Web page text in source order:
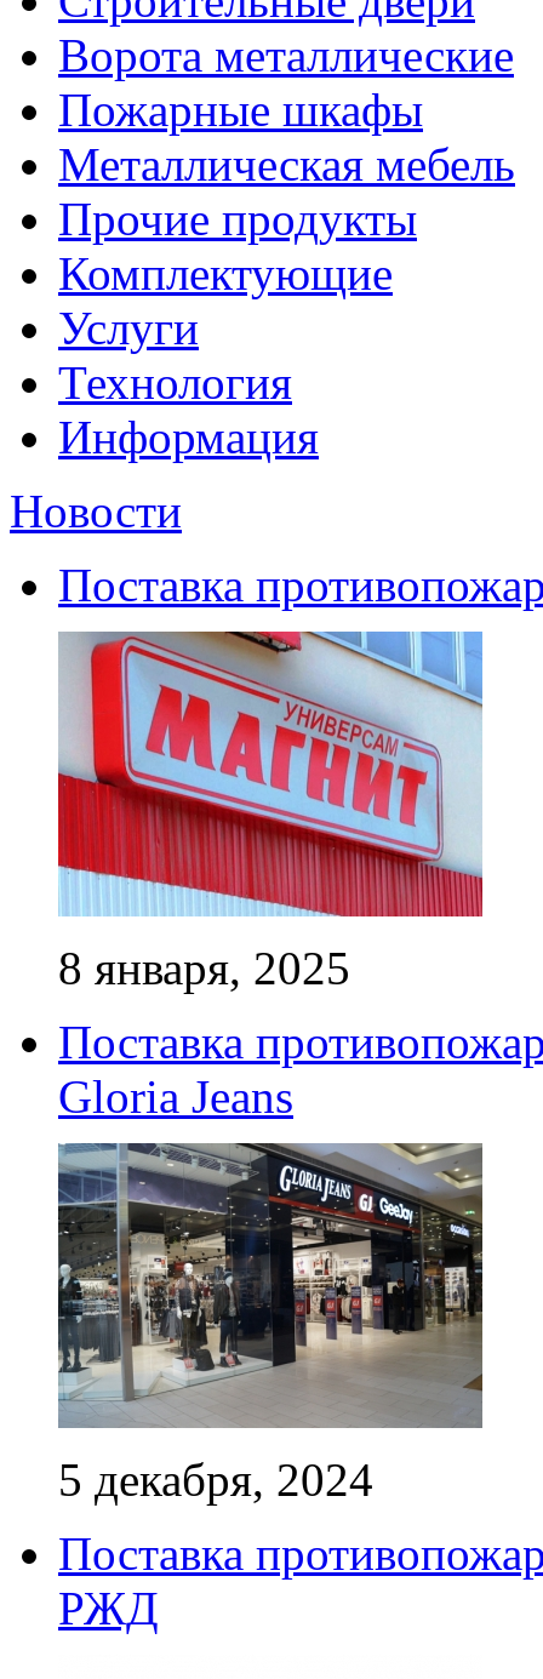
Ворота металлические
Пожарные шкафы
Металлическая мебель
Прочие продукты
Комплектующие
Услуги
Технология
Информация
Новости
Поставка
8 января, 2025
Поставка
Gloria Jeans
5 декабря, 2024
Поставка
РЖД